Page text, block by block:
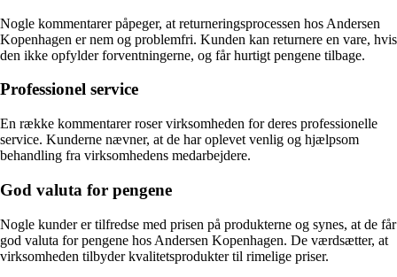
Nogle kommentarer påpeger, at returneringsprocessen hos Andersen
Kopenhagen er nem og problemfri. Kunden kan returnere en vare, hvis
den ikke opfylder forventningerne, og får hurtigt pengene tilbage.
Professionel service
En række kommentarer roser virksomheden for deres professionelle
service. Kunderne nævner, at de har oplevet venlig og hjælpsom
behandling fra virksomhedens medarbejdere.
God valuta for pengene
Nogle kunder er tilfredse med prisen på produkterne og synes, at de får
god valuta for pengene hos Andersen Kopenhagen. De værdsætter, at
virksomheden tilbyder kvalitetsprodukter til rimelige priser.